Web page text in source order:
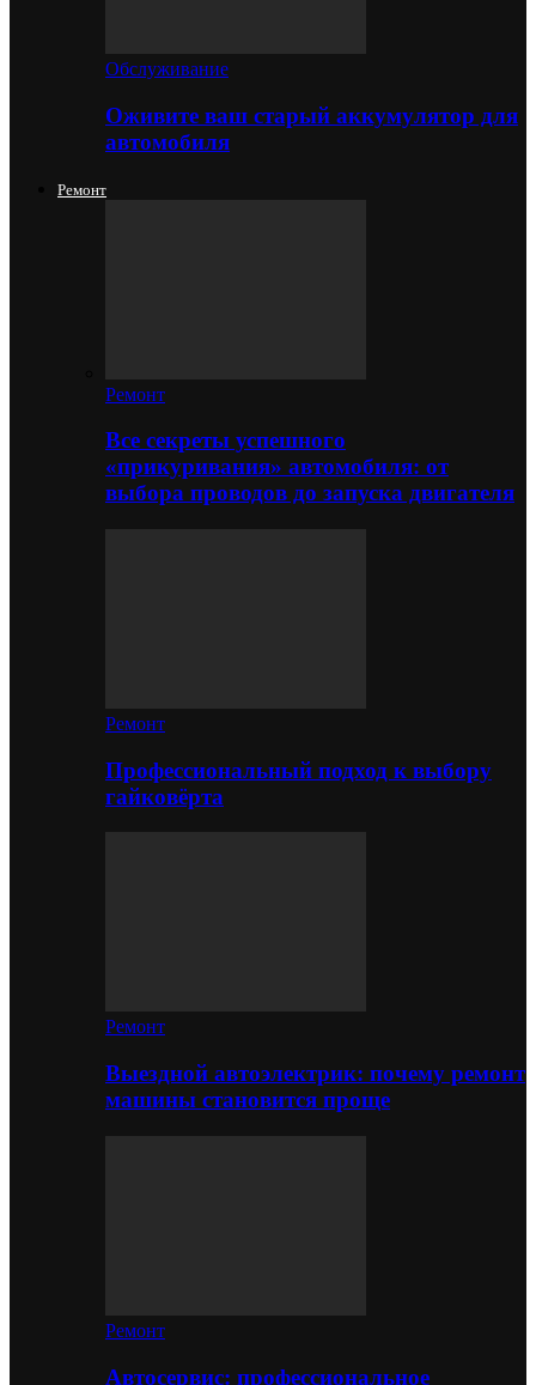
Обслуживание
Оживите ваш старый аккумулятор для
автомобиля
Ремонт
Ремонт
Все секреты успешного
«прикуривания» автомобиля: от
выбора проводов до запуска двигателя
Ремонт
Профессиональный подход к выбору
гайковёрта
Ремонт
Выездной автоэлектрик: почему ремонт
машины становится проще
Ремонт
Автосервис: профессиональное